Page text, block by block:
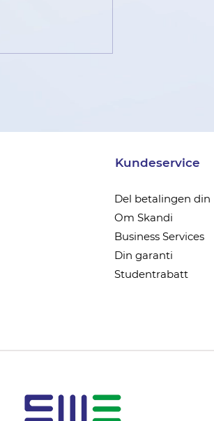
Kundeservice
Del betalingen din
Om Skandi
Business Services
Din garanti
Studentrabatt